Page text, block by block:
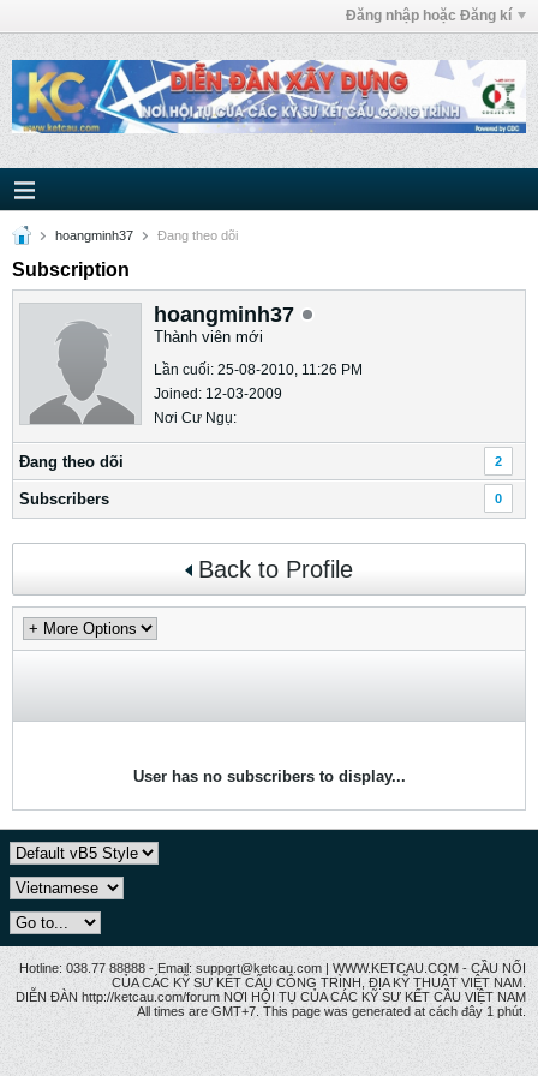
Đăng nhập hoặc Đăng kí
hoangminh37 Ðang theo dõi
Subscription
hoangminh37
Thành viên mới
Lần cuối: 25-08-2010, 11:26 PM
Joined: 12-03-2009
Nơi Cư Ngụ:
Ðang theo dõi 2
Subscribers 0
Back to Profile
User has no subscribers to display...
Hotline: 038.77 88888 - Email: support@ketcau.com | WWW.KETCAU.COM - CẦU NỐI
CỦA CÁC KỸ SƯ KẾT CẤU CÔNG TRÌNH, ĐỊA KỸ THUẬT VIỆT NAM.
DIỄN ĐÀN http://ketcau.com/forum NƠI HỘI TỤ CỦA CÁC KỸ SƯ KẾT CÂU VIỆT NAM
All times are GMT+7. This page was generated at cách đây 1 phút.